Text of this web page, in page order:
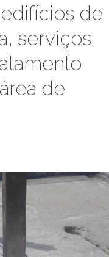
de
serviços
de